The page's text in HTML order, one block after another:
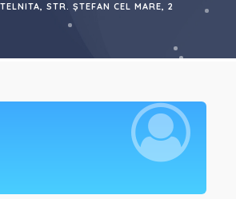
STR. ȘTEFAN CEL MARE, 2